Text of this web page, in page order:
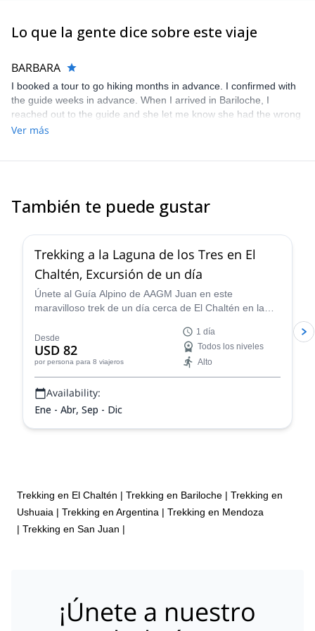
en una propuesta personalizada para ti.
Bariloche y alrededores
Lo que la gente dice sobre este viaje
BARBARA
I booked a tour to go hiking months in advance. I confirmed with
the guide weeks in advance. When I arrived in Bariloche, I
reached out to the guide and she let me know she had the wrong
date of. I was never able to go hiking with her. I was able to do all
Ver más
También te puede gustar
Trekking a la Laguna de los Tres en El
Chaltén, Excursión de un día
Únete al Guía Alpino de AAGM Juan en este
maravilloso trek de un día cerca de El Chaltén en la
paisajes glaciares, aprende más sobre la historia del
área y ve vistas incomparables del Monte Fitz Roy.
Desde
USD 82
por persona para 8 viajeros
1 día
Todos los niveles
Alto
Availability:
Ene - Abr, Sep - Dic
Trekking en El Chaltén | Trekking en Bariloche | Trekking en
Ushuaia | Trekking en Argentina | Trekking en Mendoza
| Trekking en San Juan |
¡Únete a nuestro